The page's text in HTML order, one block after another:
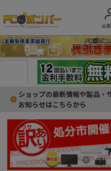
会
ショップの最新情報や製品・
お知らせはこちらから